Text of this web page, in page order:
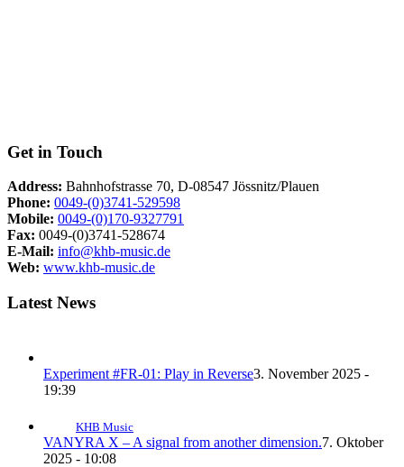
Get in Touch
Address: Bahnhofstrasse 70, D-08547 Jössnitz/Plauen
Phone: 0049-(0)3741-529598
Mobile: 0049-(0)170-9327791
Fax: 0049-(0)3741-528674
E-Mail: info@khb-music.de
Web: www.khb-music.de
Latest News
Experiment #FR-01: Play in Reverse3. November 2025 -
19:39
KHB Music
VANYRA X – A signal from another dimension.7. Oktober
2025 - 10:08